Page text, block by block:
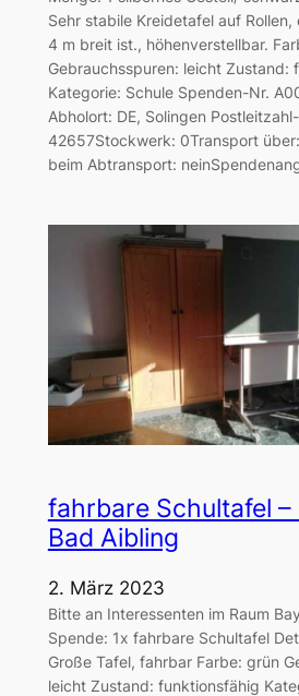
Sehr stabile Kreidetafel auf
4 m breit ist., höhenverstellbar.
Gebrauchsspuren: leicht Zustand:
Kategorie: Schule Spenden-Nr.
Abholort: DE, Solingen
42657Stockwerk: 0Transport
beim Abtransport:
fahrbare Schultafel –
Bad Aibling
2. März 2023
Bitte an Interessenten im Raum
Spende: 1x fahrbare Schultafel
Große Tafel, fahrbar Farbe: grün
leicht Zustand: funktionsfähig